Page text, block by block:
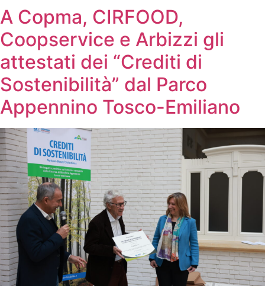
A Copma, CIRFOOD,
Coopservice e Arbizzi gli
attestati dei “Crediti di
Sostenibilità” dal Parco
Appennino Tosco-Emiliano